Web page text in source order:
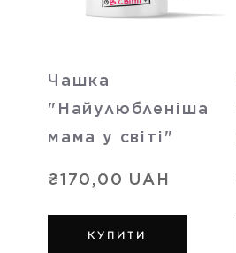
Чашка
"Найулюбленіша
мама у світі"
₴170,00 UAH
КУПИТИ